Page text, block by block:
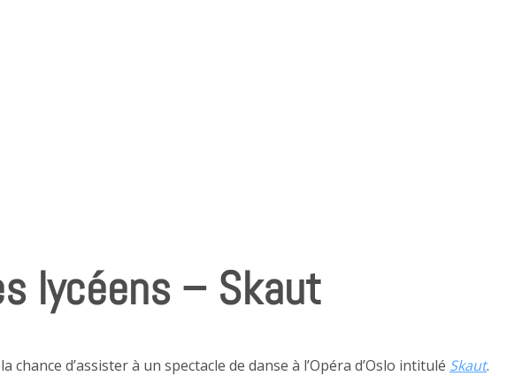
lycéens – Skaut
d’assister à un spectacle de danse à l’Opéra d’Oslo intitulé Skaut.